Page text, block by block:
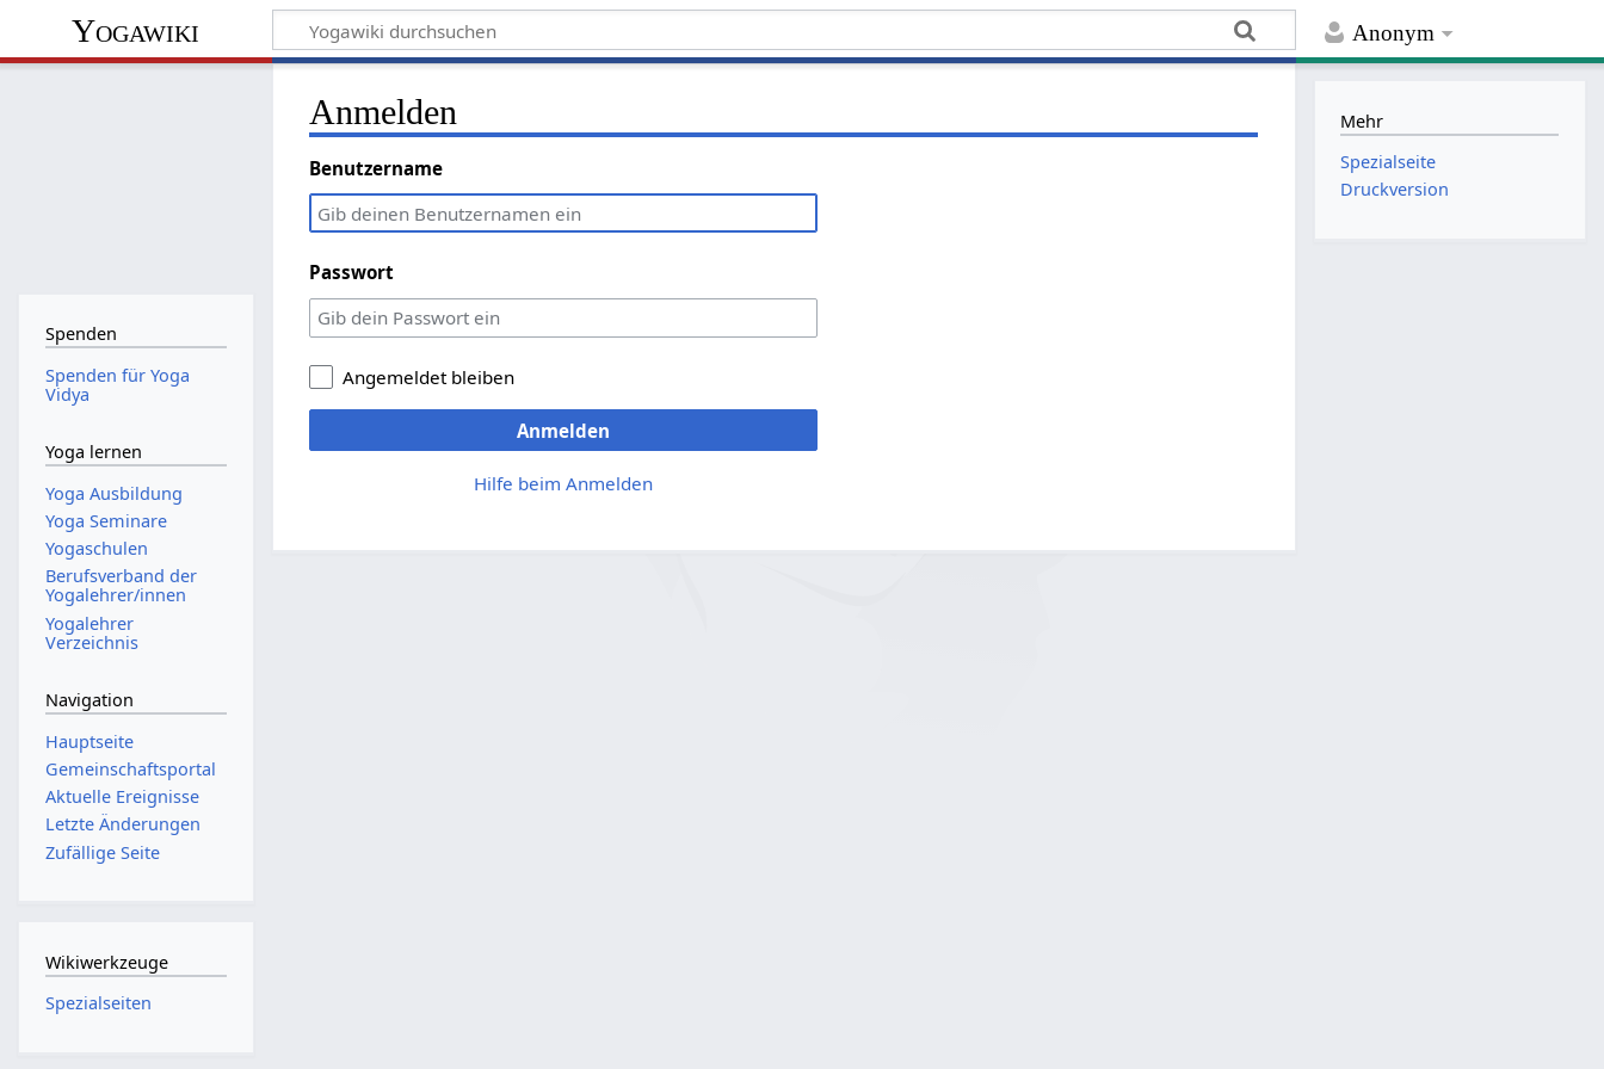
Anonym
Yogawiki
Anmelden
Benutzername
Passwort
Angemeldet bleiben
Anmelden
Hilfe beim Anmelden
Spenden
Spenden für Yoga
Vidya
Yoga lernen
Yoga Ausbildung
Yoga Seminare
Yogaschulen
Berufsverband der
Yogalehrer/innen
Yogalehrer
Verzeichnis
Navigation
Hauptseite
Gemeinschafts­portal
Aktuelle Ereignisse
Letzte Änderungen
Zufällige Seite
Wikiwerkzeuge
Spezialseiten
Mehr
Spezialseite
Druckversion